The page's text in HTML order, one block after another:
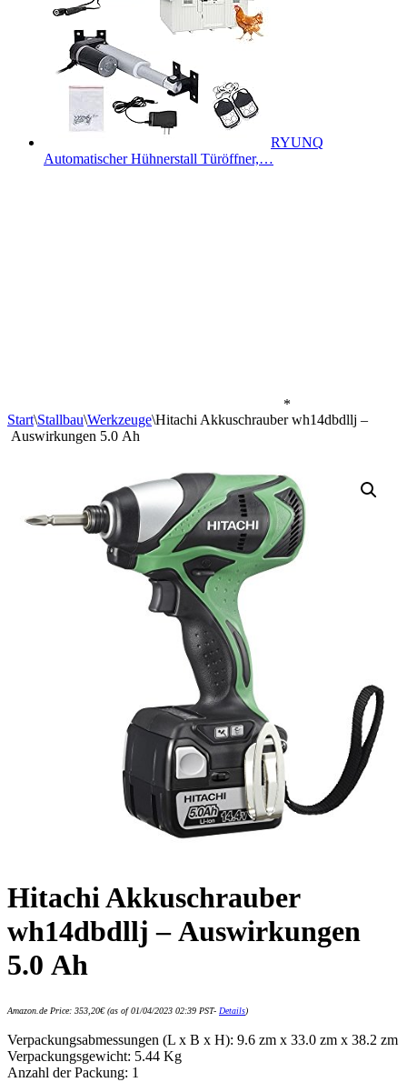
RYUNQ
Automatischer Hühnerstall Türöffner,…
*
Start\Stallbau\Werkzeuge\Hitachi Akkuschrauber wh14dbdllj –
Auswirkungen 5.0 Ah
Hitachi Akkuschrauber
wh14dbdllj – Auswirkungen
5.0 Ah
Amazon.de Price: 353,20€(as of 01/04/2023 02:39 PST- Details)
Verpackungsabmessungen (L x B x H): 9.6 zm x 33.0 zm x 38.2 zm
Verpackungsgewicht: 5.44 Kg
Anzahl der Packung: 1